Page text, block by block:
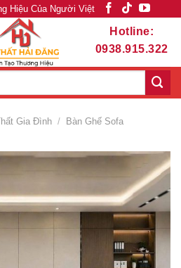
Hiệu Của Người Việt
Hotline:
0938.915.322
Gia Đình / Bàn Ghế Sofa